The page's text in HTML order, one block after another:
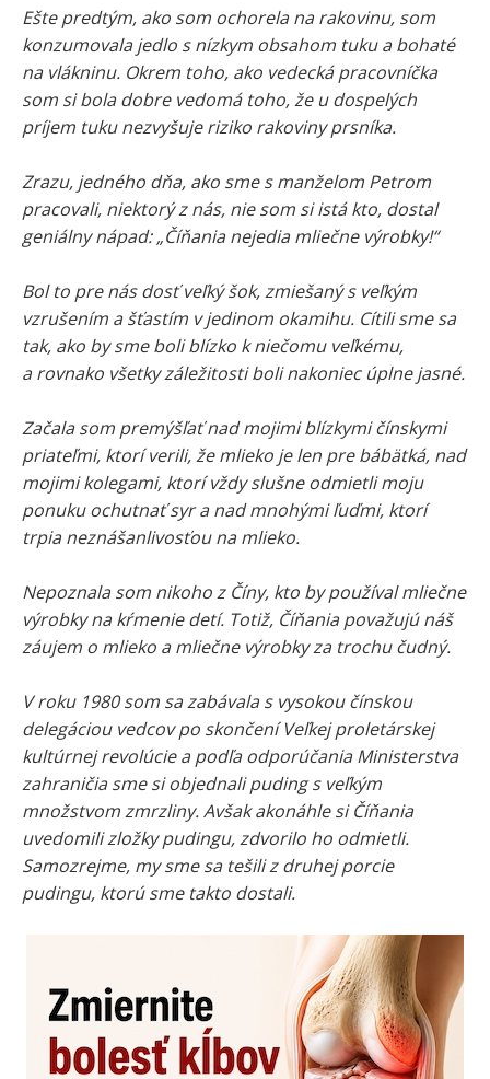
Ešte predtým, ako som ochorela na rakovinu, som
konzumovala jedlo s nízkym obsahom tuku a bohaté
na vlákninu. Okrem toho, ako vedecká pracovníčka
som si bola dobre vedomá toho, že u dospelých
príjem tuku nezvyšuje riziko rakoviny prsníka.
Zrazu, jedného dňa, ako sme s manželom Petrom
pracovali, niektorý z nás, nie som si istá kto, dostal
geniálny nápad: „Číňania nejedia mliečne výrobky!“
Bol to pre nás dosť veľký šok, zmiešaný s veľkým
vzrušením a šťastím v jedinom okamihu. Cítili sme sa
tak, ako by sme boli blízko k niečomu veľkému,
a rovnako všetky záležitosti boli nakoniec úplne jasné.
Začala som premýšľať nad mojimi blízkymi čínskymi
priateľmi, ktorí verili, že mlieko je len pre bábätká, nad
mojimi kolegami, ktorí vždy slušne odmietli moju
ponuku ochutnať syr a nad mnohými ľuďmi, ktorí
trpia neznášanlivosťou na mlieko.
Nepoznala som nikoho z Číny, kto by používal mliečne
výrobky na kŕmenie detí. Totiž, Číňania považujú náš
záujem o mlieko a mliečne výrobky za trochu čudný.
V roku 1980 som sa zabávala s vysokou čínskou
delegáciou vedcov po skončení Veľkej proletárskej
kultúrnej revolúcie a podľa odporúčania Ministerstva
zahraničia sme si objednali puding s veľkým
množstvom zmrzliny. Avšak akonáhle si Číňania
uvedomili zložky pudingu, zdvorilo ho odmietli.
Samozrejme, my sme sa tešili z druhej porcie
pudingu, ktorú sme takto dostali.